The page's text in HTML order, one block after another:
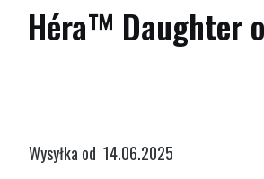
Héra™ Daughter
Wysyłka od 14.06.2025